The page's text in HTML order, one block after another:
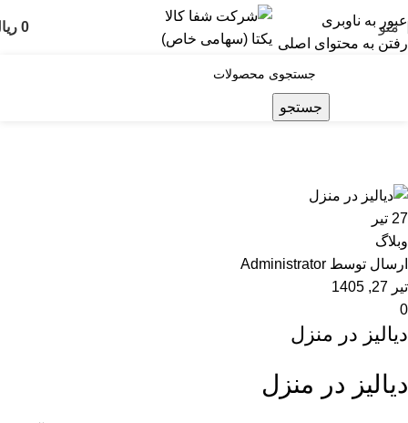
عبور به ناوبری
رفتن به محتوای اصلی
منو 0
جستجو
27 تیر
وبلاگ
ارسال توسط Administrator
تیر 27, 1405
0
دیالیز در منزل
دیالیز در منزل